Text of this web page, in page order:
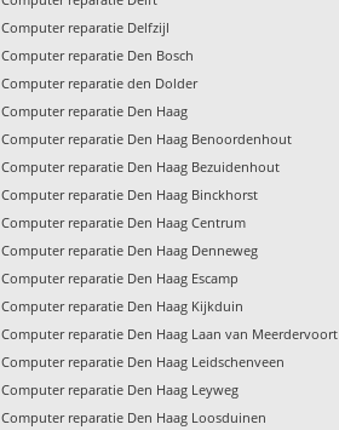
Computer reparatie Delfzijl
Computer reparatie Den Bosch
Computer reparatie den Dolder
Computer reparatie Den Haag
Computer reparatie Den Haag Benoordenhout
Computer reparatie Den Haag Bezuidenhout
Computer reparatie Den Haag Binckhorst
Computer reparatie Den Haag Centrum
Computer reparatie Den Haag Denneweg
Computer reparatie Den Haag Escamp
Computer reparatie Den Haag Kijkduin
Computer reparatie Den Haag Laan van Meerdervoort
Computer reparatie Den Haag Leidschenveen
Computer reparatie Den Haag Leyweg
Computer reparatie Den Haag Loosduinen